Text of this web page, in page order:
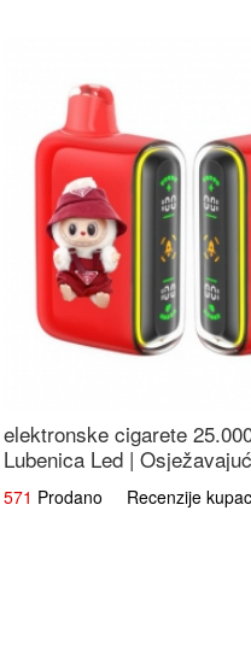
elektronske cigarete
Lubenica Led |
571 Prodano Recenzije